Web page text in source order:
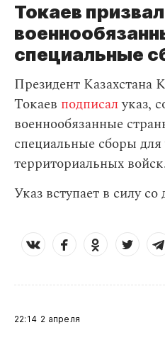
Токаев
специальные
Президент
Токаев подписалуказ,
военнообязанные
специальные сборы
территориальных
Указ вступает в силу
22:14 2 апреля